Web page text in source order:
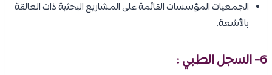
الجمعيات المؤسسات القائمة على المشاريع البحثية ذات العالقة
بالأشعة.
6- السجل الطبي :